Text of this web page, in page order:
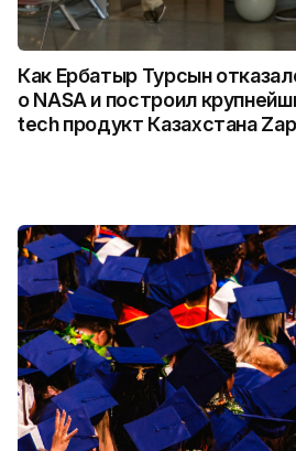
Как Ербатыр Турсын
о NASA и построил
tech продукт Казахстана